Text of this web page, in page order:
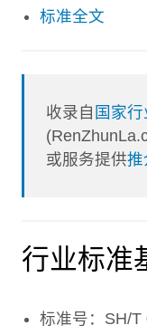
标准全文
收录自 国家
或服务提供推
行业标准
标准号：SH/T